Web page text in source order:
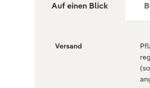
Auf einen Blick
Versand